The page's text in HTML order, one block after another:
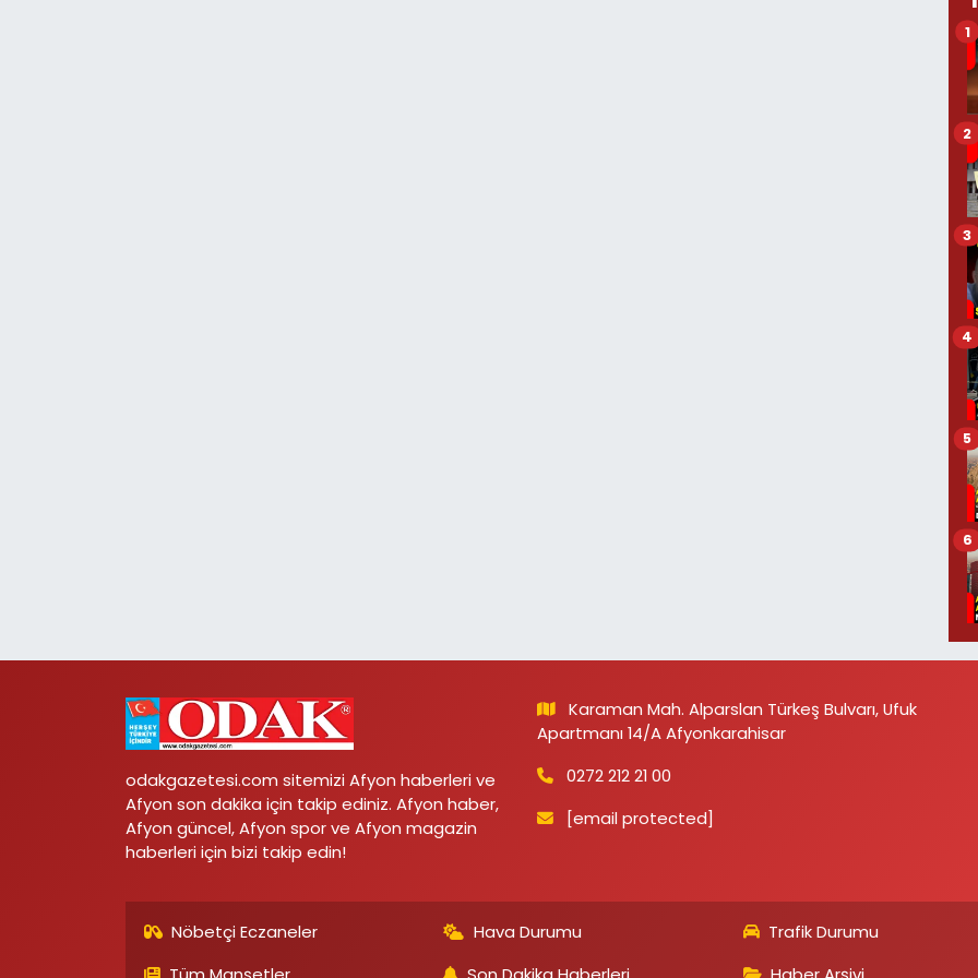
1
2
3
4
5
6
odakgazetesi.com sitemizi Afyon haberleri ve
Afyon son dakika için takip ediniz. Afyon haber,
Afyon güncel, Afyon spor ve Afyon magazin
haberleri için bizi takip edin!
Karaman Mah. Alparslan Türkeş Bulvarı, Ufuk
Apartmanı 14/A Afyonkarahisar
0272 212 21 00
[email protected]
Nöbetçi Eczaneler Hava Durumu Trafik Durumu